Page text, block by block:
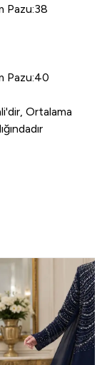
Pazu:38
Pazu:40
Ortalama